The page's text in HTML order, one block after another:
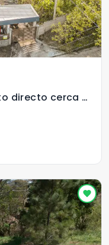
Lote en venta financiamiento directo cerca SurfCity